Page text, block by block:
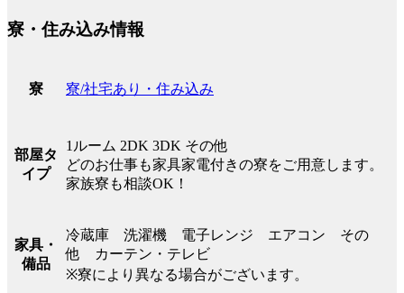
寮・住み込み情報
寮 寮/社宅あり・住み込み
部屋タ
イプ
1ルーム 2DK 3DK その他
どのお仕事も家具家電付きの寮をご用意します。
家族寮も相談OK！
家具・
備品
冷蔵庫 洗濯機 電子レンジ エアコン その
他 カーテン・テレビ
※寮により異なる場合がございます。